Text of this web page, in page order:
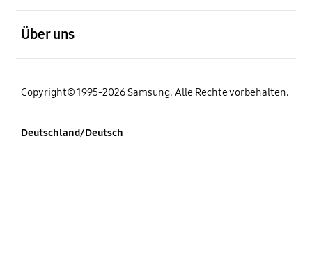
Über uns
Copyright© 1995-2026 Samsung. Alle Rechte vorbehalten.
Deutschland/Deutsch